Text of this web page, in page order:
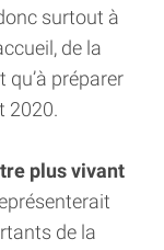
surtout à
de la
préparer
2020.
plus vivant
de la